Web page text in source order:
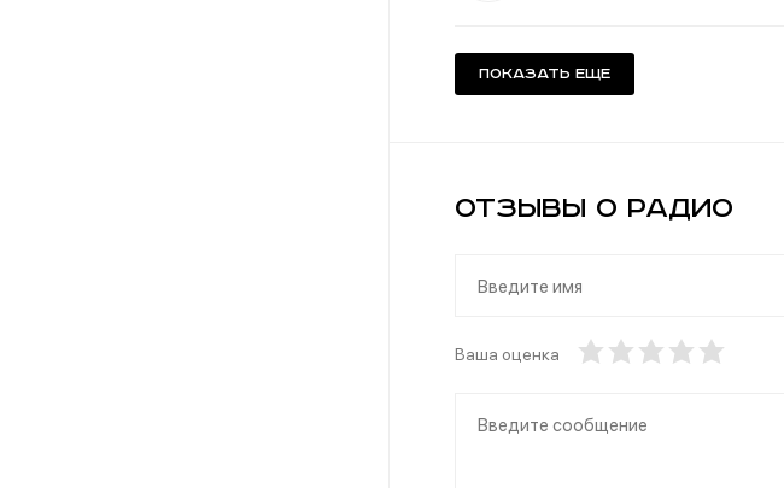
Показать еще
Отзывы о Радио
Ваша оценка